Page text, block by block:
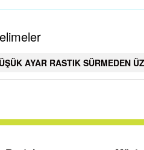
AYAR RASTIK SÜRMEDEN